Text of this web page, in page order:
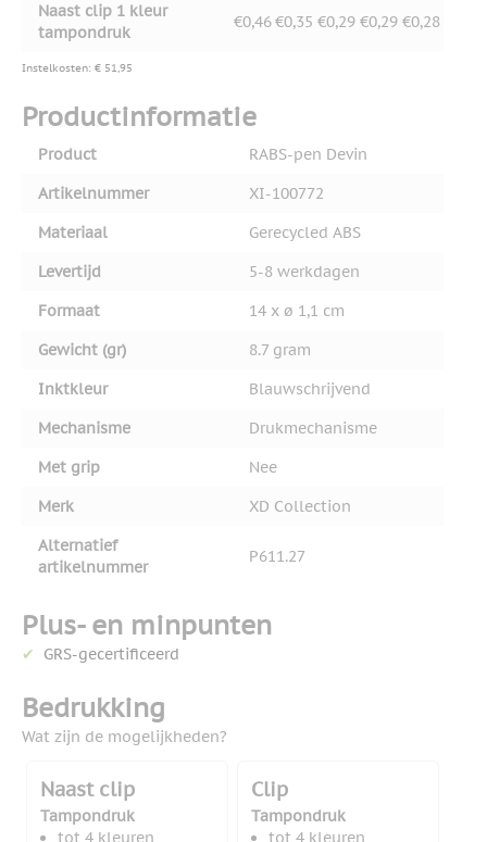
Naast clip 1 kleur
tampondruk
€0,46€0,35 €0,29 €0,29 €0,28
Instelkosten: € 51,95
Productinformatie
Product
RABS-pen Devin
Artikelnummer
XI-100772
Materiaal
Gerecycled ABS
Levertijd
5-8 werkdagen
Formaat
14 x ø 1,1 cm
Gewicht (gr)
8.7 gram
Inktkleur
Blauwschrijvend
Mechanisme
Drukmechanisme
Met grip
Nee
Merk
XD Collection
Alternatief
artikelnummer
P611.27
Plus- en minpunten
GRS-gecertificeerd
Bedrukking
Wat zijn de mogelijkheden?
Naast clip
Tampondruk
tot 4 kleuren
Clip
Tampondruk
tot 4 kleuren